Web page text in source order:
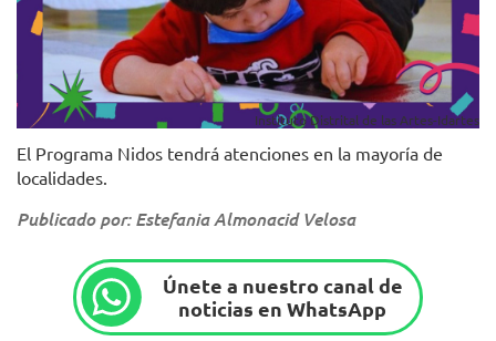
Instituto Distrital de las Artes-Idartes
El Programa Nidos tendrá atenciones en la mayoría de
localidades.
Publicado por: Estefania Almonacid Velosa
Únete a nuestro canal de
noticias en WhatsApp